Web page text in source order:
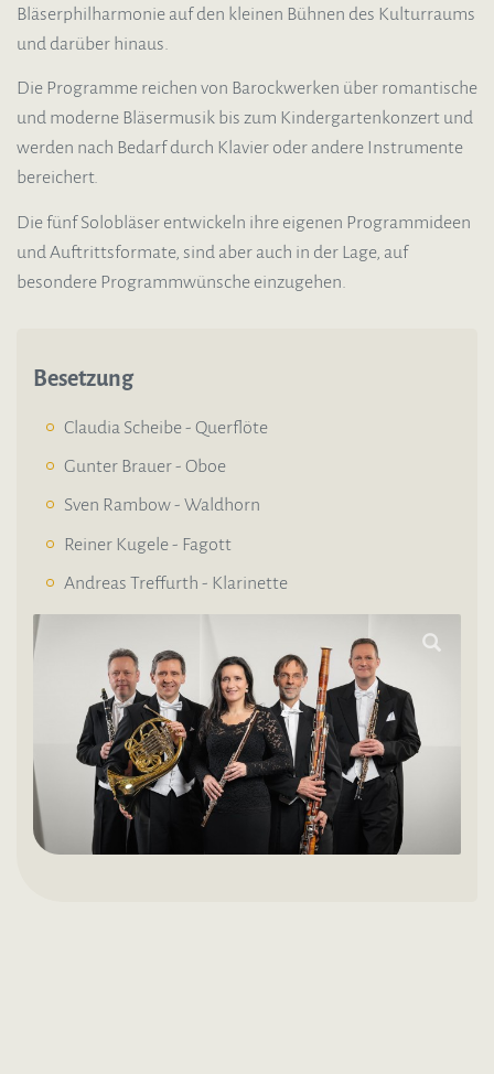
Bläserphilharmonie auf den kleinen Bühnen des Kulturraums
und darüber hinaus.
Die Programme reichen von Barockwerken über romantische
und moderne Bläsermusik bis zum Kindergartenkonzert und
werden nach Bedarf durch Klavier oder andere Instrumente
bereichert.
Die fünf Solobläser entwickeln ihre eigenen Programmideen
und Auftrittsformate, sind aber auch in der Lage, auf
besondere Programmwünsche einzugehen.
Besetzung
Claudia Scheibe - Querflöte
Gunter Brauer - Oboe
Sven Rambow - Waldhorn
Reiner Kugele - Fagott
Andreas Treffurth - Klarinette